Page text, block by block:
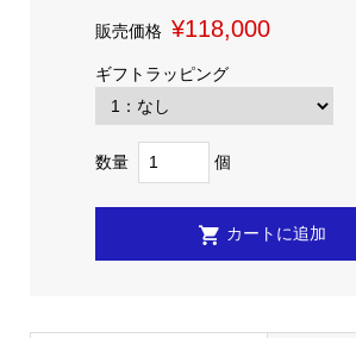
販売価格 ¥118,000
ギフトラッピング
数量 個